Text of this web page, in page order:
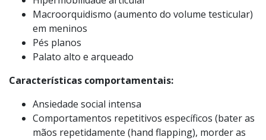
Características físicas:
Face alongada e orelhas proeminentes
Hipermobilidade articular
em meninos
Palato alto e arqueado
Características comportamentais: